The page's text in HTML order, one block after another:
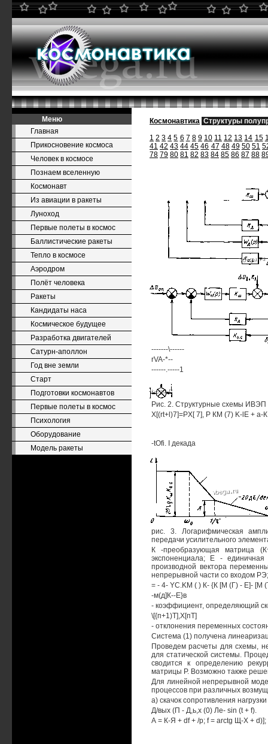
Меню
Главная
Прикосновение космоса
Человек в космосе
Познаем вселенную
Космонавт
Из авиации в ракеты
Луноход
Первые полеты в космос
Баллистические ракеты
Тепло в космосе
Аэродром
Полёт человека
Ракеты
Кандидаты наса
Космическое будущее
Разработка двигателей
Сатурн-аполлон
Год вне земли
Старт
Подготовки космонавтов
Первые полеты в космос
Психология
Оборудование
Модель ракеты
Космонавтика Структуры
1 2 3 4 5 6 7 8 9 10 11 12 13 14 15
41 42 43 44 45 46 47 48 49 50 51
78 79 80 81 82 83 84 85 86 87 88
-------\------
rVA-*--
------.-----1
Рис. 2. Структурные схемы
X[(rt+l)7]=PX[ 7], Р КМ (7) K-lE +
-tOfi. I декада
рис. 3. Логарифмическая
передачи усилительного
К -преобразующая матрица
экспоненциала; Е -
производной вектора
непрерывной части со входом
= - 4- YC.KM ( ) К- {К [М (Г) - Е]- [М
-м(д]К--Е}в
- коэффициент, определяющий
\[{п+1)Т],Х[пТ]
- отклонения переменных
Система (1) получена
Проведем расчеты для схемы,
для статической системы.
сводится к определению
матрицы Р. Возможно также
Для линейной непрерывной
процессов при различных
а) скачок сопротивления нагрузки
Д/вых (П - Д,ь,х (0) Ле- sin (t + f).
А = К-Я + df + /р; f = arctg Щ-Х +